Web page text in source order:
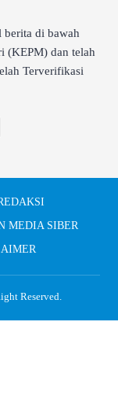
berita di bawah
(KEPM) dan telah
Terverifikasi
MEDIA SIBER
Reserved.